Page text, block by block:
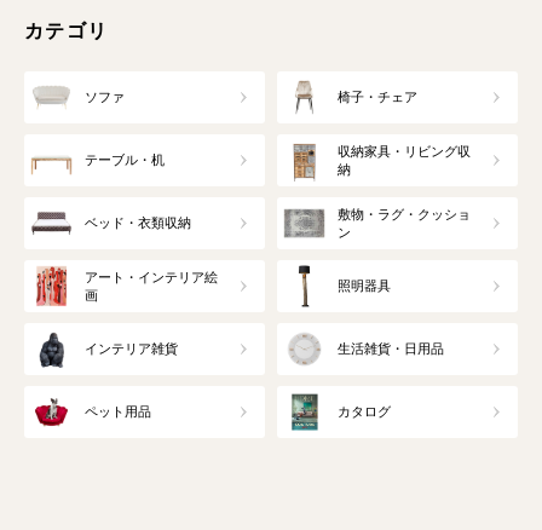
カテゴリ
ソファ 椅子・チェア
テーブル・机
収納家具・リビング収
納
ベッド・衣類収納
敷物・ラグ・クッショ
ン
アート・インテリア絵
画
照明器具
インテリア雑貨 生活雑貨・日用品
ペット用品 カタログ